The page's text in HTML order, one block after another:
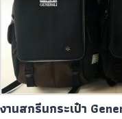
งานสกรีนกระเป๋า